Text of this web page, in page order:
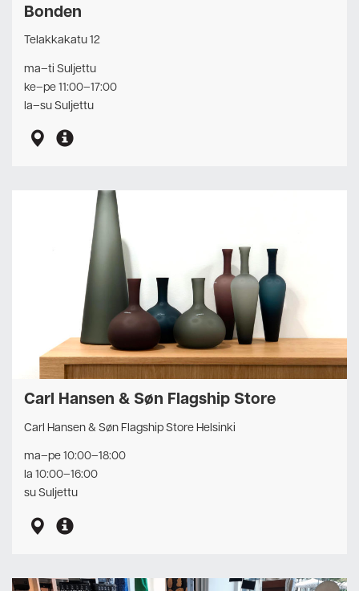
Bonden
Telakkakatu 12
ma–ti Suljettu
ke–pe 11:00–17:00
la–su Suljettu
Carl Hansen & Søn Flagship Store
Carl Hansen & Søn Flagship Store Helsinki
ma–pe 10:00–18:00
la 10:00–16:00
su Suljettu